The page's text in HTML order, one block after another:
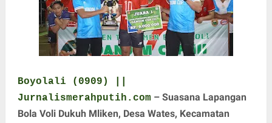
Boyolali (0909) ||
Jurnalismerahputih.com – Suasana Lapangan
Bola Voli Dukuh Mliken, Desa Wates, Kecamatan